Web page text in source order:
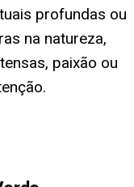
profundas ou
na natureza,
paixão ou